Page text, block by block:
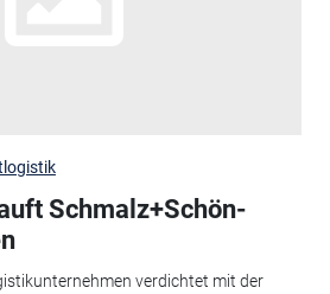
Schmalz+Schön-
verdichtet mit der